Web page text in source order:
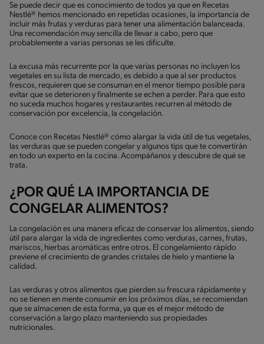
Se puede decir que es conocimiento de todos ya que en Recetas
Nestlé® hemos mencionado en repetidas ocasiones, la importancia de
incluir más frutas y verduras para tener una alimentación balanceada.
Una recomendación muy sencilla de llevar a cabo, pero que
probablemente a varias personas se les dificulte.
La excusa más recurrente por la que varias personas no incluyen los
vegetales en su lista de mercado, es debido a que al ser productos
frescos, requieren que se consuman en el menor tiempo posible para
evitar que se deterioren y finalmente se echen a perder. Para que esto
no suceda muchos hogares y restaurantes recurren al método de
conservación por excelencia, la congelación.
Conoce con Recetas Nestlé® cómo alargar la vida útil de tus vegetales,
las verduras que se pueden congelar y algunos tips que te convertirán
en todo un experto en la cocina. Acompáñanos y descubre de qué se
trata.
¿POR QUÉ LA IMPORTANCIA DE
CONGELAR ALIMENTOS?
La congelación es una manera eficaz de conservar los alimentos, siendo
útil para alargar la vida de ingredientes como verduras, carnes, frutas,
mariscos, hierbas aromáticas entre otros. El congelamiento rápido
previene el crecimiento de grandes cristales de hielo y mantiene la
calidad.
Las verduras y otros alimentos que pierden su frescura rápidamente y
no se tienen en mente consumir en los próximos días, se recomiendan
que se almacenen de esta forma, ya que es el mejor método de
conservación a largo plazo manteniendo sus propiedades
nutricionales.